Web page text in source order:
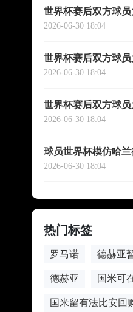
世界杯赛后双方球
2026-06-30 18:04
世界杯赛后双方球
2026-06-30 18:04
世界杯赛后双方球
2026-06-30 18:04
球员世界杯模仿哈
2026-06-30 18:04
热门标签
罗马诺 德赫亚
德赫亚 国米可
国米留有法比安回